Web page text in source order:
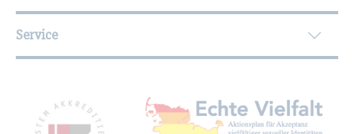
Service
Mit­glied­schaf­ten,